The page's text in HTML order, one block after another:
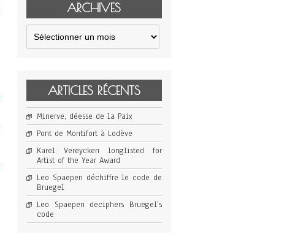
ARCHIVES
Archives
ARTICLES RÉCENTS
Minerve, déesse de la Paix
Pont de Montifort à Lodève
Karel Vereycken longlisted for
Artist of the Year Award
Leo Spaepen déchiffre le code de
Bruegel
Leo Spaepen deciphers Bruegel’s
code